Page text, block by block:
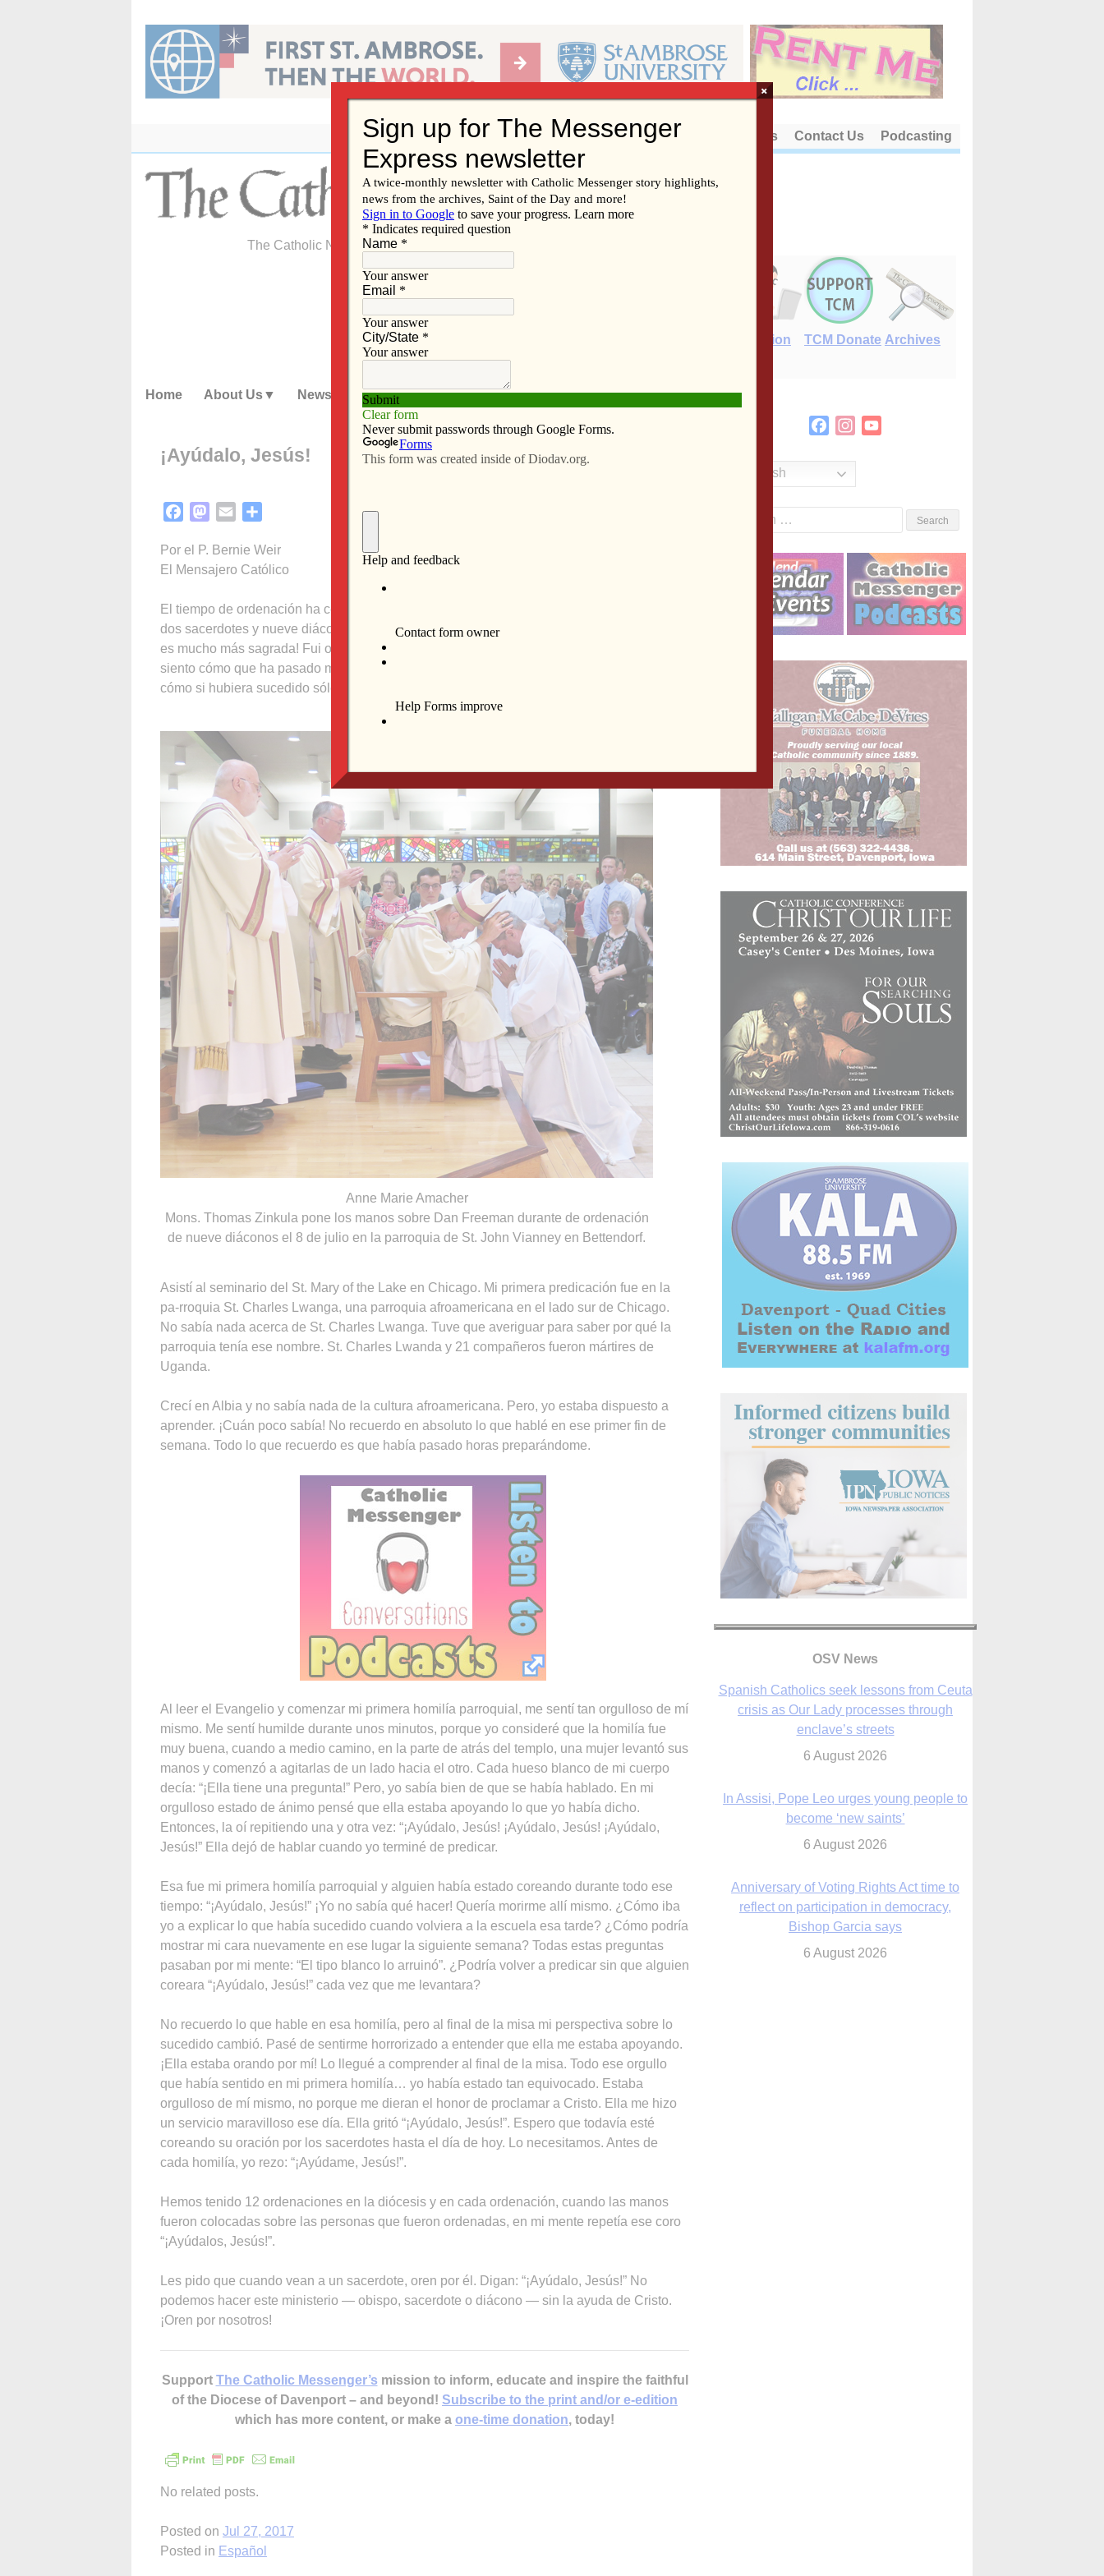
content
About Us Contact Us Podcasting
The Catholic Newspaper of the Diocese of Davenport
E-Edition TCM Donate Archives
Home About Us News Subscribe Advertise Video Resources/Links
¡Ayúdalo, Jesús!
FacebookMastodon
Email
Por el P. Bernie Weir
El Mensajero Católico
El tiempo de ordenación ha concluido este año en la Diócesis de Davenport. Un obispo,
dos sacerdotes y nueve diáconos fueron ordenados durante este año. ¡Ahora, la diócesis
es mucho más sagrada! Fui ordenado diácono en 1985 y sacerdote en 1986. Algunos días
siento cómo que ha pasado mucho más tiempo desde mi ordenación y otros días siento
cómo si hubiera sucedido sólo hace 10 minutos.
Anne Marie Amacher
Mons. Thomas Zinkula pone los manos sobre Dan Freeman durante de ordenación
de nueve diáconos el 8 de julio en la parroquia de St. John Vianney en Bettendorf.
Asistí al seminario del St. Mary of the Lake en Chicago. Mi primera predicación fue en la
pa-rroquia St. Charles Lwanga, una parroquia afroamericana en el lado sur de Chicago.
No sabía nada acerca de St. Charles Lwanga. Tuve que averiguar para saber por qué la
parroquia tenía ese nombre. St. Charles Lwanda y 21 compañeros fueron mártires de
Uganda.
Crecí en Albia y no sabía nada de la cultura afroamericana. Pero, yo estaba dispuesto a
aprender. ¡Cuán poco sabía! No recuerdo en absoluto lo que hablé en ese primer fin de
semana. Todo lo que recuerdo es que había pasado horas preparándome.
Al leer el Evangelio y comenzar mi primera homilía parroquial, me sentí tan orgulloso de mí
mismo. Me sentí humilde durante unos minutos, porque yo consideré que la homilía fue
muy buena, cuando a medio camino, en la parte de atrás del templo, una mujer levantó sus
manos y comenzó a agitarlas de un lado hacia el otro. Cada hueso blanco de mi cuerpo
decía: “¡Ella tiene una pregunta!” Pero, yo sabía bien de que se había hablado. En mi
orgulloso estado de ánimo pensé que ella estaba apoyando lo que yo había dicho.
Entonces, la oí repitiendo una y otra vez: “¡Ayúdalo, Jesús! ¡Ayúdalo, Jesús! ¡Ayúdalo,
Jesús!” Ella dejó de hablar cuando yo terminé de predicar.
Esa fue mi primera homilía parroquial y alguien había estado coreando durante todo ese
tiempo: “¡Ayúdalo, Jesús!” ¡Yo no sabía qué hacer! Quería morirme allí mismo. ¿Cómo iba
yo a explicar lo que había sucedido cuando volviera a la escuela esa tarde? ¿Cómo podría
mostrar mi cara nuevamente en ese lugar la siguiente semana? Todas estas preguntas
pasaban por mi mente: “El tipo blanco lo arruinó”. ¿Podría volver a predicar sin que alguien
coreara “¡Ayúdalo, Jesús!” cada vez que me levantara?
No recuerdo lo que hable en esa homilía, pero al final de la misa mi perspectiva sobre lo
sucedido cambió. Pasé de sentirme horrorizado a entender que ella me estaba apoyando.
¡Ella estaba orando por mí! Lo llegué a comprender al final de la misa. Todo ese orgullo
que había sentido en mi primera homilía… yo había estado tan equivocado. Estaba
orgulloso de mí mismo, no porque me dieran el honor de proclamar a Cristo. Ella me hizo
un servicio maravilloso ese día. Ella gritó “¡Ayúdalo, Jesús!”. Espero que todavía esté
coreando su oración por los sacerdotes hasta el día de hoy. Lo necesitamos. Antes de
cada homilía, yo rezo: “¡Ayúdame, Jesús!”.
Hemos tenido 12 ordenaciones en la diócesis y en cada ordenación, cuando las manos
fueron colocadas sobre las personas que fueron ordenadas, en mi mente repetía ese coro
“¡Ayúdalos, Jesús!”.
Les pido que cuando vean a un sacerdote, oren por él. Digan: “¡Ayúdalo, Jesús!” No
podemos hacer este ministerio — obispo, sacerdote o diácono — sin la ayuda de Cristo.
¡Oren por nosotros!
Support The Catholic Messenger’s mission to inform, educate and inspire the faithful
of the Diocese of Davenport – and beyond! Subscribe to the print and/or e-edition
which has more content, or make a one-time donation, today!
No related posts.
Posted on Jul 27, 2017
Posted in Español
FacebookInstagram
English
OSV News
In Assisi, Pope Leo urges young people to
become ‘new saints’
6 August 2026
reflect on participation in democracy,
Bishop Garcia says
6 August 2026
Previously unpublished letters add to
Rupnik abuse case allegations
6 August 2026
×